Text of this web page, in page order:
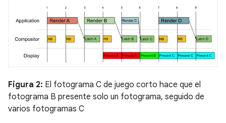
Figura 2: El fotograma C de juego corto hace que el
fotograma B presente solo un fotograma, seguido de
varios fotogramas C